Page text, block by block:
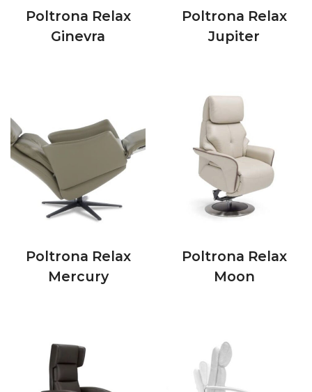
Poltrona Relax
Ginevra
Poltrona Relax
Jupiter
Poltrona Relax
Mercury
Poltrona Relax
Moon